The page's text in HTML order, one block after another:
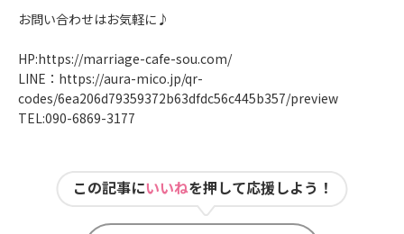
お問い合わせはお気軽に♪
HP:https://marriage-cafe-sou.com/
LINE： https://aura-mico.jp/qr-
codes/6ea206d79359372b63dfdc56c445b357/preview
TEL:090-6869-3177
この記事にいいねを押して応援しよう！